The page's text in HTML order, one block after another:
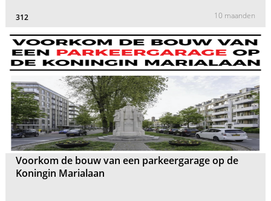
312 10 maanden
Voorkom de bouw van een parkeergarage op de
Koningin Marialaan